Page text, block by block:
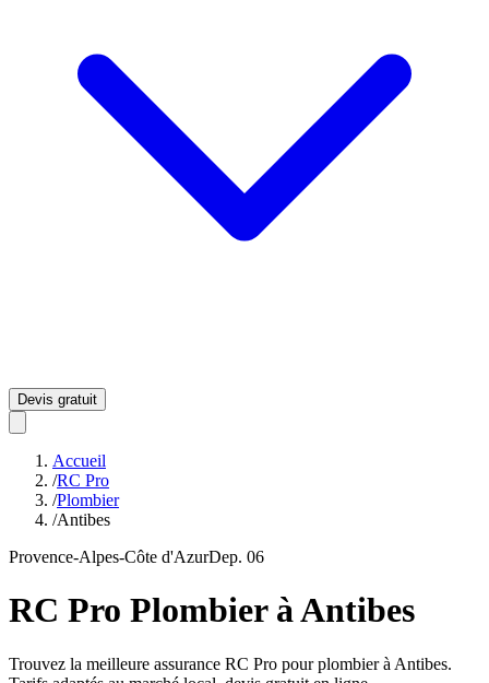
Devis gratuit
Accueil
/RC Pro
/Plombier
/Antibes
Provence-Alpes-Côte d'AzurDep. 06
RC Pro PlombieràAntibes
Trouvez la meilleure assurance RC Pro pourplombierà Antibes.